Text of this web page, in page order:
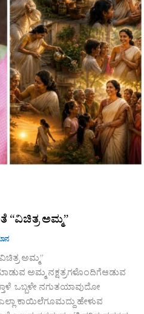
“ವಿಚಿತ್ರ ಅಮ್ಮ”
ಅಮ್ಮ”
ಅಮ್ಮ ನಕ್ಷತ್ರಗಳೊಂದಿಗೆಆಡುವ
ಒಬ್ಬಳೇ ನಗುತಯಾವುದೋ
ಕಾಯಿಲೆಗೂಮದ್ದು ಹೇಳುವ